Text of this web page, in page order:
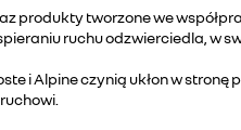
produkty tworzone we
ruchu odzwierciedla, w
i Alpine czynią ukłon w